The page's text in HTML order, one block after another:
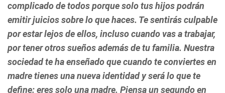
complicado de todos porque solo tus hijos podrán
emitir juicios sobre lo que haces. Te sentirás culpable
por estar lejos de ellos, incluso cuando vas a trabajar,
por tener otros sueños además de tu familia. Nuestra
sociedad te ha enseñado que cuando te conviertes en
madre tienes una nueva identidady será lo que te
define: eres solo una madre. Piensa un segundo en